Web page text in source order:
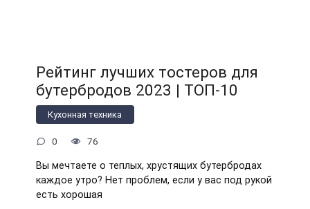
Рейтинг лучших тостеров для
бутербродов 2023 | ТОП-10
Кухонная техника
0 76
Вы мечтаете о теплых, хрустящих бутербродах
каждое утро? Нет проблем, если у вас под рукой
есть хорошая